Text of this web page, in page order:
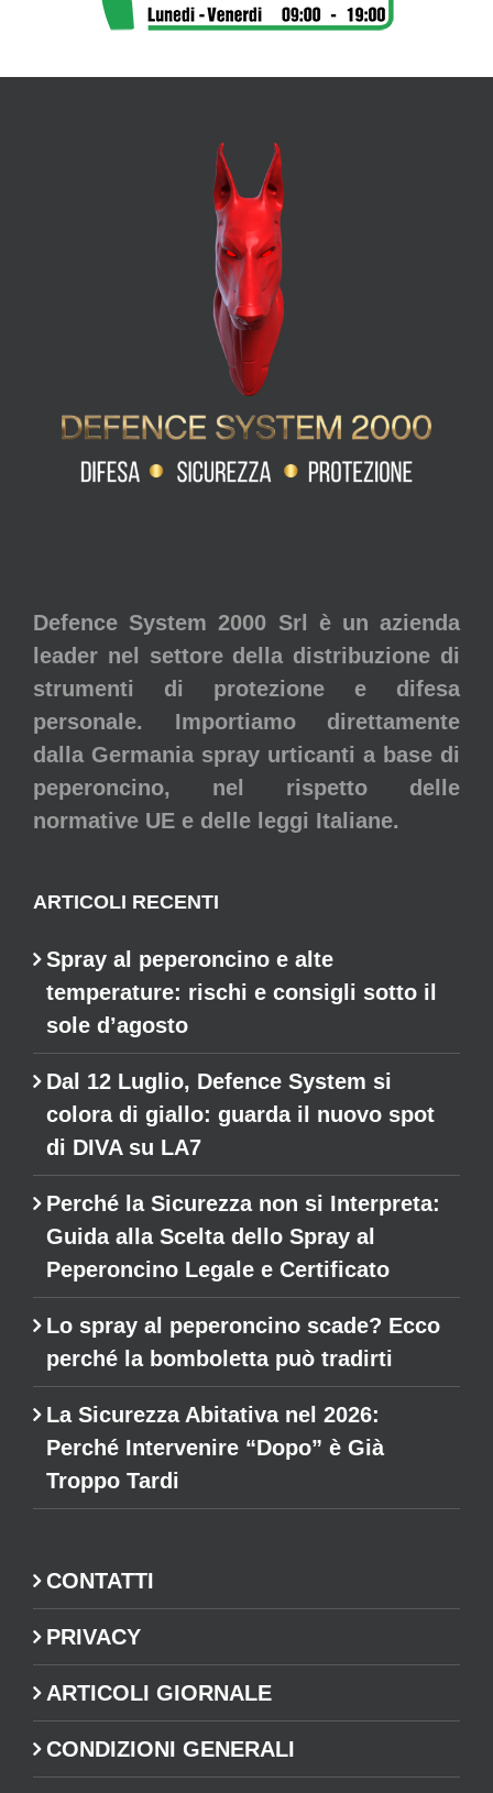
Defence System 2000 Srl è un azienda
leader nel settore della distribuzione di
strumenti di protezione e difesa
personale. Importiamo direttamente
dalla Germania spray urticanti a base di
peperoncino, nel rispetto delle
normative UE e delle leggi Italiane.
ARTICOLI RECENTI
Spray al peperoncino e alte
temperature: rischi e consigli sotto il
sole d’agosto
Dal 12 Luglio, Defence System si
colora di giallo: guarda il nuovo spot
di DIVA su LA7
Perché la Sicurezza non si Interpreta:
Guida alla Scelta dello Spray al
Peperoncino Legale e Certificato
Lo spray al peperoncino scade? Ecco
perché la bomboletta può tradirti
La Sicurezza Abitativa nel 2026:
Perché Intervenire “Dopo” è Già
Troppo Tardi
CONTATTI
PRIVACY
ARTICOLI GIORNALE
CONDIZIONI GENERALI